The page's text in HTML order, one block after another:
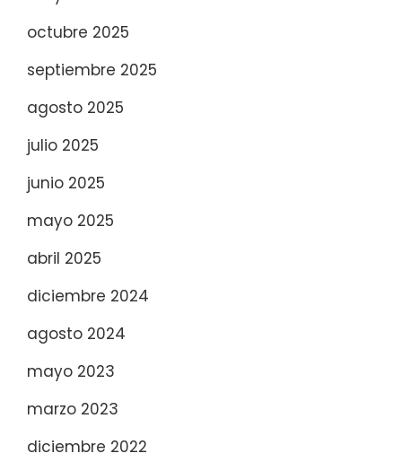
octubre 2025
septiembre 2025
agosto 2025
julio 2025
junio 2025
mayo 2025
abril 2025
diciembre 2024
agosto 2024
mayo 2023
marzo 2023
diciembre 2022